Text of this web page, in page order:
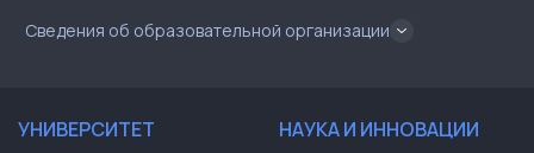
Сведения об образовательной организации
УНИВЕРСИТЕТ НАУКА И ИННОВАЦИИ